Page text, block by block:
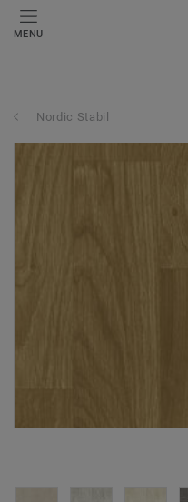
MENU
Nordic Stabil